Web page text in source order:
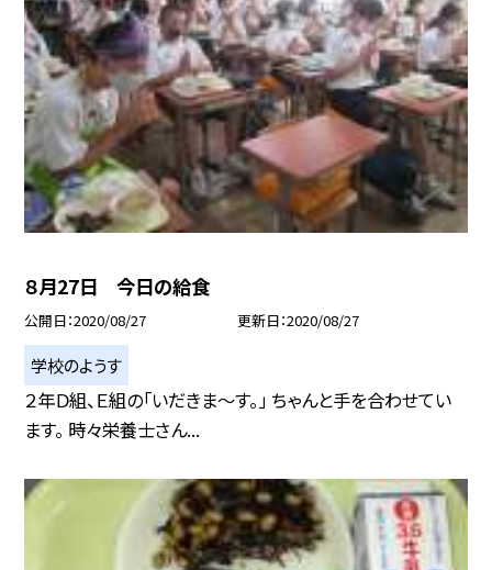
８月27日 今日の給食
公開日 2020/08/27 更新日 2020/08/27
学校のようす
２年Ｄ組、Ｅ組の「いだきま〜す。」 ちゃんと手を合わせてい
ます。 時々栄養士さん...